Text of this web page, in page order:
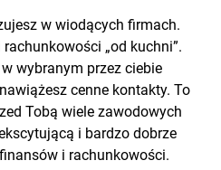
w wiodących firmach.
„od kuchni”.
wybranym przez ciebie
cenne kontakty. To
Tobą wiele zawodowych
i bardzo dobrze
i rachunkowości.